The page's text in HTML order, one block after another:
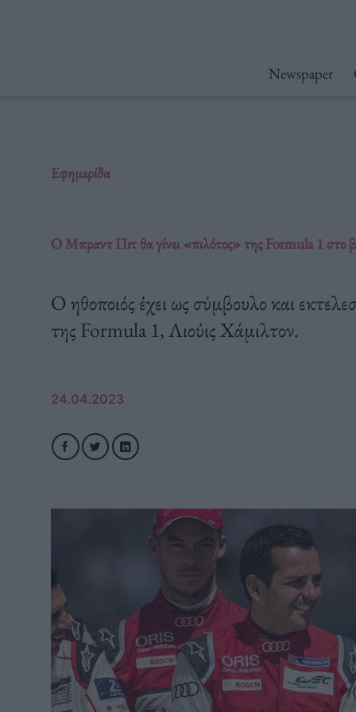
Newspaper
Εφημερίδα
Ο Μπραντ Πιτ θα γίνει «πιλότος» της Formula 1 στο
O ηθοποιός έχει ως σύμβουλο και
της Formula 1, Λιούις Χάμιλτον.
24.04.2023